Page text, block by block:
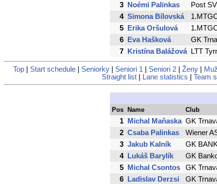
3
Noémi Palinkas
Post
4 Simona Bílovská
5
Erika Oršulová
6
Eva Hašková
GK
7
Kristína Balážová LTT
Top| Start schedule| Seniorky| Seniori 1 Seniori 2| Ženy|
Straight list
Lane statistics Team
Pos Name Club
1 Michal Maňaska GK
2 Csaba Palinkas
Wiener
3 Jakub Kalník
GK
4
Lukáš Barylík
GK
5
Michal Csontos
GK
6
Ladislav Derzsi
GK